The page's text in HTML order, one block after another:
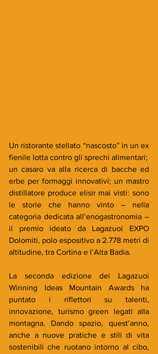
Un ristorante stellato “nascosto” in un ex
fienile lotta contro gli sprechi alimentari;
un casaro va alla ricerca di bacche ed
erbe per formaggi innovativi; un mastro
distillatore produce elisir mai visti: sono
le storie che hanno vinto – nella
categoria dedicata all’enogastronomia –
il premio ideato da Lagazuoi EXPO
Dolomiti, polo espositivo a 2.778 metri di
altitudine, tra Cortina e l’Alta Badia.
La seconda edizione dei Lagazuoi
Winning Ideas Mountain Awards ha
puntato i riflettori su talenti,
innovazione, turismo green legati alla
montagna. Dando spazio, quest’anno,
anche a nuove pratiche e stili di vita
sostenibili che ruotano intorno al cibo,